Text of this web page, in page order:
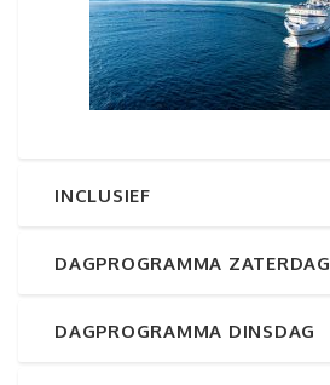
INCLUSIEF
DAGPROGRAMMA ZATERDAG
DAGPROGRAMMA DINSDAG